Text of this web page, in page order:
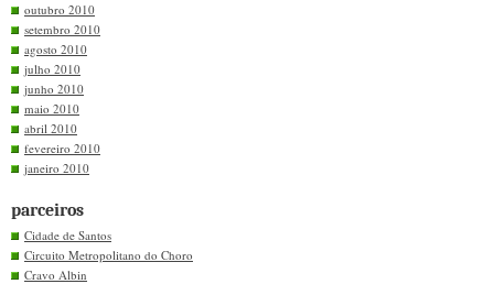
outubro 2010
setembro 2010
agosto 2010
julho 2010
junho 2010
maio 2010
abril 2010
fevereiro 2010
janeiro 2010
parceiros
Cidade de Santos
Circuito Metropolitano do Choro
Cravo Albin